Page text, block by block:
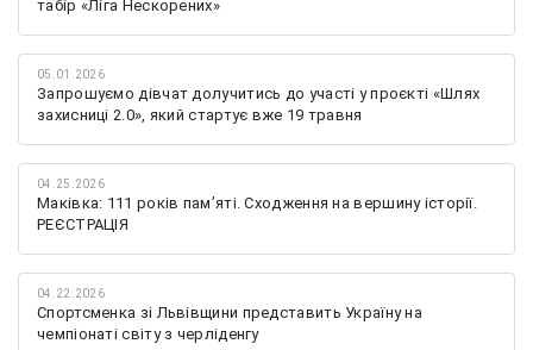
табір «Ліга Нескорених»
05.01.2026
Запрошуємо дівчат долучитись до участі у проєкті «Шлях
захисниці 2.0», який стартує вже 19 травня
04.25.2026
Маківка: 111 років пам’яті. Сходження на вершину історії.
РЕЄСТРАЦІЯ
04.22.2026
Спортсменка зі Львівщини представить Україну на
чемпіонаті світу з черліденгу